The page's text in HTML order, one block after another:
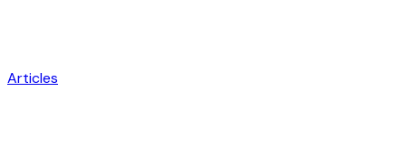
Articles